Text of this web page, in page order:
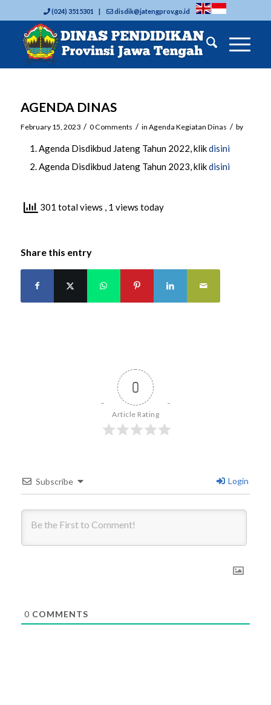
(024) 3515301 | disdik@jatengprov.go.id
AGENDA DINAS
February 15, 2023 / 0 Comments / in Agenda Kegiatan Dinas / by
Agenda Disdikbud Jateng Tahun 2022, klikdisini
Agenda Disdikbud Jateng Tahun 2023, klikdisini
301 total views , 1 views today
Share this entry
0
Article Rating
Subscribe Login
0 COMMENTS